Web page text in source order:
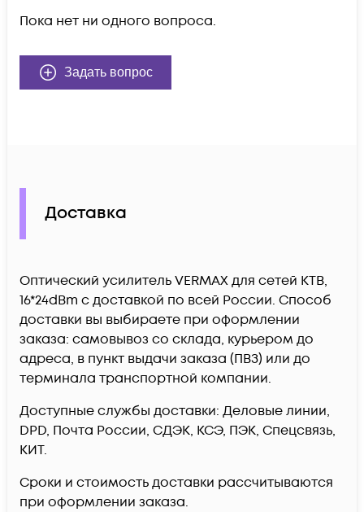
Пока нет ни одного вопроса.
Задать вопрос
Доставка
Оптический усилитель VERMAX для сетей КТВ,
16*24dBm c доставкой по всей России. Способ
доставки вы выбираете при оформлении
заказа: самовывоз со склада, курьером до
адреса, в пункт выдачи заказа (ПВЗ) или до
терминала транспортной компании.
Доступные службы доставки: Деловые линии,
DPD, Почта России, СДЭК, КСЭ, ПЭК, Спецсвязь,
КИТ.
Сроки и стоимость доставки рассчитываются
при оформлении заказа.